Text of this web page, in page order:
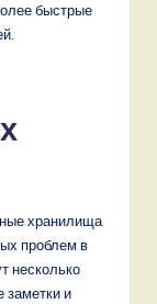
быстрые
хранилища
проблем в
несколько
заметки и